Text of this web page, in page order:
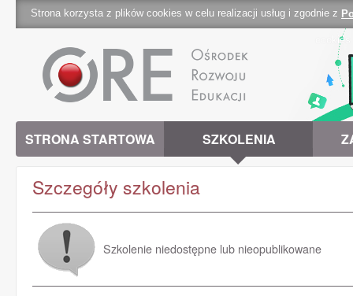
Strona korzysta z plików cookies w celu realizacji usług i zgodnie z
STRONA STARTOWA SZKOLENIA
Szczegóły szkolenia
Szkolenie niedostępne lub nieopublikowane